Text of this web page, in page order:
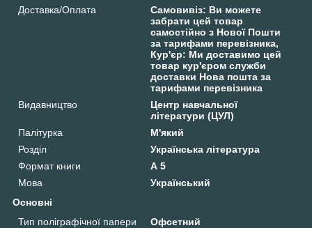
Доставка/Оплата
Самовивіз: Ви можете
забрати цей товар
самостійно з Нової Пошти
за тарифами перевізника,
Кур'єр: Ми доставимо цей
товар кур'єром служби
доставки Нова пошта за
тарифами перевізника
Видавництво
Центр навчальної
літератури (ЦУЛ)
Палітурка
М'який
Розділ
Українська література
Формат книги
А 5
Мова
Український
Основні
Тип поліграфічної папери
Офсетний